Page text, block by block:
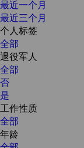
最近一个月
最近三个月
个人标签
全部
退役军人
全部
否
是
工作性质
全部
年龄